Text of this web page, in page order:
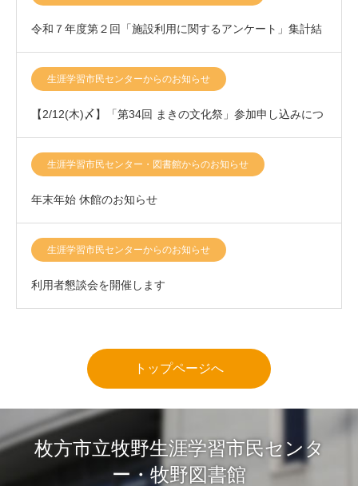
令和７年度第２回「施設利用に関するアンケート」集計結
果について
生涯学習市民センターからのお知らせ
【2/12(木)〆】「第34回 まきの文化祭」参加申し込みにつ
きまして
生涯学習市民センター・図書館からのお知らせ
年末年始 休館のお知らせ
生涯学習市民センターからのお知らせ
利用者懇談会を開催します
トップページへ
枚方市立牧野生涯学習市民センタ
ー・牧野図書館